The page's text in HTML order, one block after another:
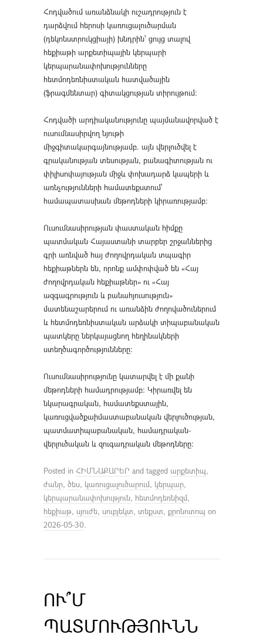
Հոդվածում առանձնակի ուշադրություն է
դարձվում հերոսի կառուցալուծարման
(դեկոնստրուկցիայի) խնդրին՝ ցույց տալով
հեքիաթի արքետիպային կերպարի
կերպարանափոխությունները
հետմոդեռնիստական հատվածային
(ֆրագմենտար) գիտակցության տիրույթում:
Հոդվածի արդիականությունը պայմանավորված է
ուսումնասիրվող նյութի
միջգիտակարգայնությամբ. այն վերլուծվել է
գրականության տեսության, բանագիտության ու
փիլիսոփայության միջև փոխադարձ կապերի և
առնչությունների համատեքստում՝
համապատասխան մեթոդների կիրառությամբ:
Ուսումնասիրության փաստական հիմքը
պատմական Հայաստանի տարբեր շրջաններից
գրի առնված հայ ժողովրդական տպագիր
հեքիաթներն են, որոնք ամփոփված են «Հայ
ժողովրդական հեքիաթներ» ու «Հայ
ազգագրություն և բանահյուսություն»
մատենաշարերում ու առանձին ժողովածուներում
և հետմոդեռնիստական արձակի տիպաբանական
պատկերը ներկայացնող հեղինակների
ստեղծագործությունները:
Ուսումնասիրությունը կատարվել է մի քանի
մեթոդների համադրությամբ: Կիրառվել են
նկարագրական, համատեքստային,
կառուցվածքաիմաստաբանական վերլուծության,
պատմատիպաբանական, համադրական-
վերլուծական և զուգադրական մեթոդները:
Posted in ՀԻՄՆԱՔԱՐԵՐ and tagged արքետիպ,
ժանր, ծես, կառուցալուծարում, կերպար,
կերպարանափոխություն, հետմոդեռնիզմ,
հեքիաթ, սյուժե, սուբյեկտ, տեքստ, քրոնոտոպ on
2026-05-30.
ՈՒ՞Մ
ՊԱՏՄՈՒԹՅՈՒՆՆ